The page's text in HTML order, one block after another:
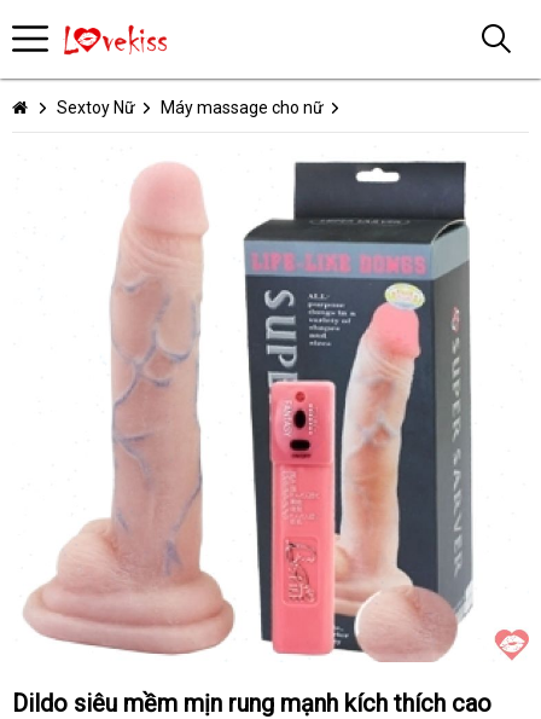
Sextoy Nữ Máy massage cho nữ
Dildo siêu mềm mịn rung mạnh kích thích cao